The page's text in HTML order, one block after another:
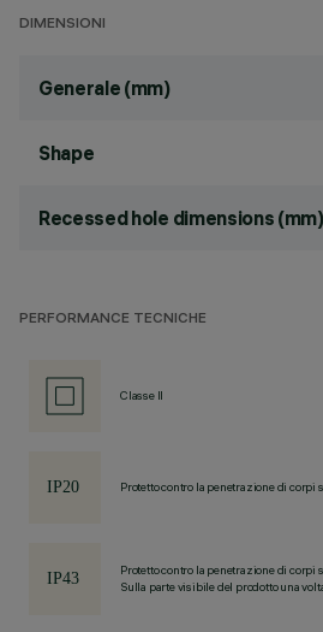
DIMENSIONI
Generale (mm)
Shape
Recessed hole dimensions (mm)
PERFORMANCE TECNICHE
Classe II
Protetto contro la penetrazione di
Protetto contro la penetrazione di
Sulla parte visibile del prodotto una